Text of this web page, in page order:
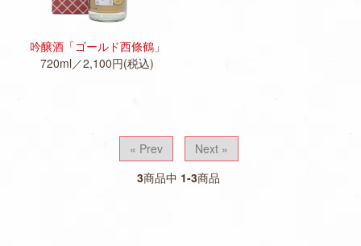
吟醸酒「ゴールド西條鶴」
720ml／2,100円(税込)
« Prev
Next »
3商品中 1-3商品